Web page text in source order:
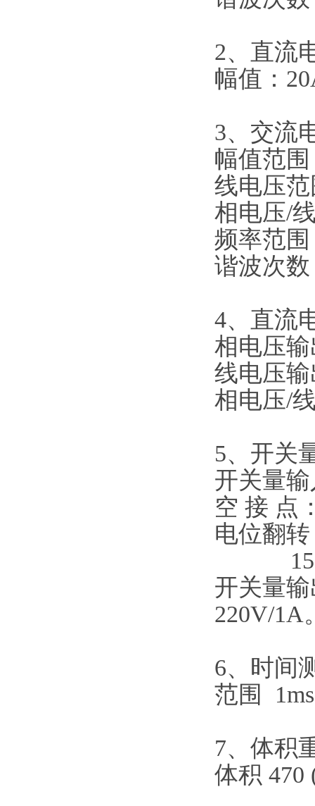
2、直流
幅值：
3、交流
幅值范
线电压
相电压/
频率范
谐波次数
4、直流
相电压
线电压
相电压/
5、开关
开关量
空 接 点
电位翻
15--
开关量
220V/1A
6、时间
范围
7、体积
体积 470